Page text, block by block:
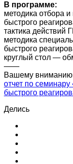
В программе:
методика отбора и
быстрого
тактика действий
методика
быстрого
круглый стол —
——
Вашему
отчет по семинару
быстрого
Делись